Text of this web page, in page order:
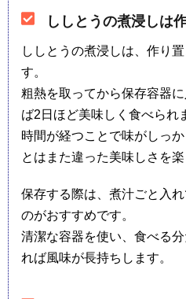
ししとうの煮浸しは
ししとうの煮浸しは、作り
す。
粗熱を取ってから保存容器
ば2日ほど美味しく食べられ
時間が経つことで味がしっ
とはまた違った美味しさを楽
保存する際は、煮汁ごと入
のがおすすめです。
清潔な容器を使い、食べる
れば風味が長持ちします。